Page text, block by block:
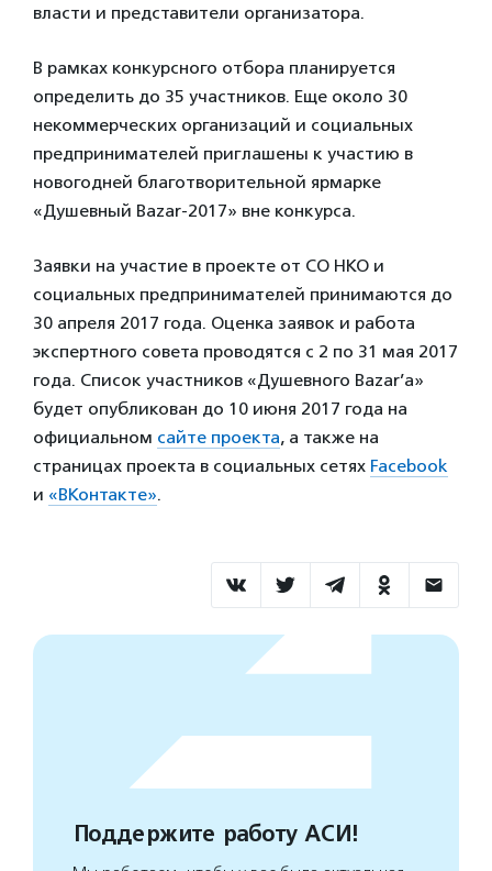
власти и представители организатора.
В рамках конкурсного отбора планируется
определить до 35 участников. Еще около 30
некоммерческих организаций и социальных
предпринимателей приглашены к участию в
новогодней благотворительной ярмарке
«Душевный Bazar-2017» вне конкурса.
Заявки на участие в проекте от СО НКО и
социальных предпринимателей принимаются до
30 апреля 2017 года. Оценка заявок и работа
экспертного совета проводятся с 2 по 31 мая 2017
года. Список участников «Душевного Bazar’a»
будет опубликован до 10 июня 2017 года на
официальном сайте проекта, а также на
страницах проекта в социальных сетях Facebook
и «ВКонтакте».
Поддержите работу АСИ!